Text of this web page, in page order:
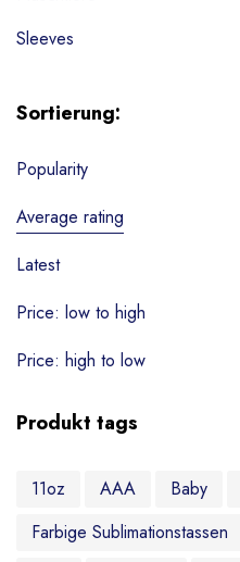
Sleeves
Textilien
Wohndekoration
Schlüsselanhänger
Puzzle & Spiele
Zubehör
Ohne Kategorie
Sortierung:
Popularity
Average rating
Latest
Price: low to high
Price: high to low
Produkt tags
11oz AAA Baby
Farbige Sublimationstassen